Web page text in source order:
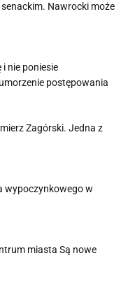
Nawrocki może
nie poniesie
postępowania
Zagórski. Jedna z
wypoczynkowego w
miasta Są nowe